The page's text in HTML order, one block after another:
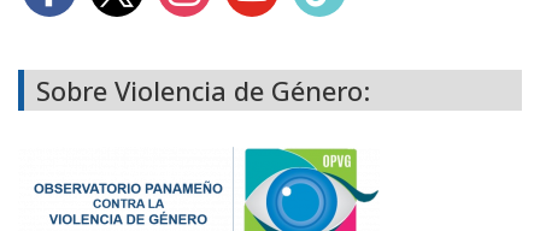
Sobre Violencia de Género: